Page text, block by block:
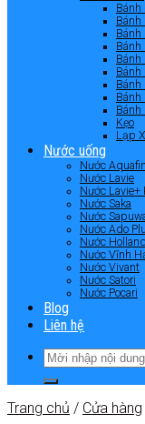
Bánh
Bánh
Bánh
Bánh
Bánh
Bánh
Bánh
Bánh
Bánh
Kẹo
Lạp
Nước uống
Nước
Nước Lavie
Nước Lavie+
Nước Saka
Nước
Nước Ado
Nước Holland
Nước Vĩnh
Nước Vivant
Nước Satori
Nước Pocari
Blog
Liên hệ
Trang chủ / Cửa hàng